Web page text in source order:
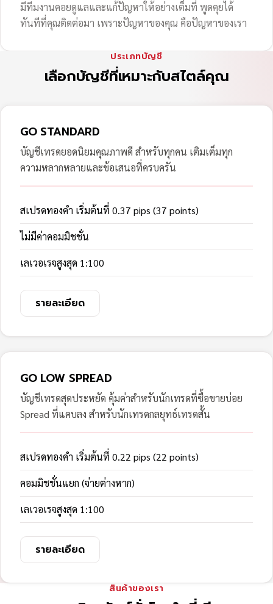
มีทีมงานคอยดูแลและแก้ปัญหาให้อย่างเต็มที่ พูดคุยได้
ทันทีที่คุณติดต่อมา เพราะปัญหาของคุณ คือปัญหาของเรา
ประเภทบัญชี
เลือกบัญชีที่เหมาะกับสไตล์คุณ
GO STANDARD
บัญชีเทรดยอดนิยมคุณภาพดี สำหรับทุกคน เติมเต็มทุก
ความหลากหลายและข้อเสนอที่ครบครัน
สเปรดทองคำ เริ่มต้นที่ 0.37 pips (37 points)
ไม่มีค่าคอมมิชชั่น
เลเวอเรจสูงสุด 1:100
รายละเอียด
GO LOW SPREAD
บัญชีเทรดสุดประหยัด คุ้มค่าสำหรับนักเทรดที่ซื้อขายบ่อย
Spread ที่แคบลง สำหรับนักเทรดกลยุทธ์เทรดสั้น
สเปรดทองคำ เริ่มต้นที่ 0.22 pips (22 points)
คอมมิชชั่นแยก (จ่ายต่างหาก)
เลเวอเรจสูงสุด 1:100
รายละเอียด
สินค้าของเรา